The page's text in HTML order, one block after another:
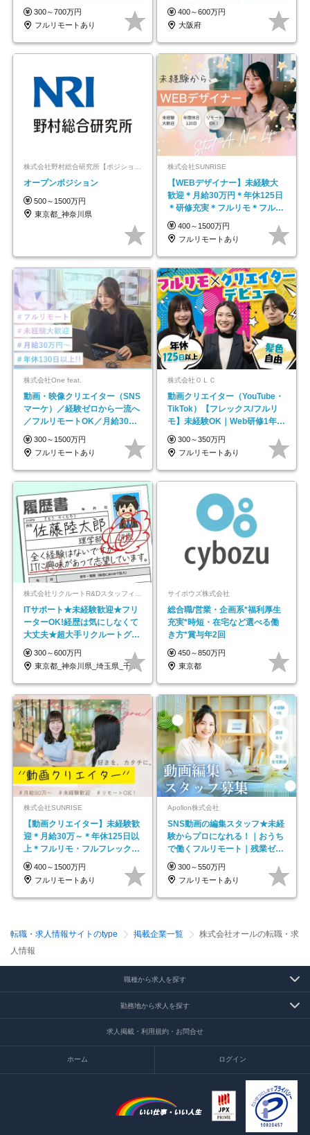
★年休最大130日★
300～700万円
フルリモートあり
400～600万円
大阪府
オープンポジション
500～1500万円
東京都_神奈川県
株式会社SUNRISE
【WEBデザイナー】未経験大
歓迎＊月給30万円＊年休125日
＊研修充実＊フルリモ＊フルフ
レックス＊
400～1500万円
フルリモートあり
株式会社One feat.
動画・映像クリエイター（SNS
マーケ）／経験ゼロから一流へ
／フルリモートOK／月給30万
円～／年休130日以上
300～1500万円
フルリモートあり
株式会社ＯＬＣ
動画クリエイター（YouTube・
TikTok）【フレックス/フルリ
モ】未経験OK｜Web研修1年間
｜副業OK
300～350万円
フルリモートあり
株式会社リクルートR&Dスタッフィング【リクルートグループ】
ITサポート★未経験歓迎★フリ
ーターOK!経歴は気にしなくて
大丈夫★超大手リクルートグル
ープの正社員/sg
300～600万円
東京都_神奈川県_埼玉県_千葉県_大阪府…
サイボウズ株式会社
総合職/営業・企画系*福利厚生
充実*時短・在宅など選べる働
き方*賞与年2回
450～850万円
東京都
株式会社SUNRISE
【動画クリエイター】未経験歓
迎＊月給30万～＊年休125日以
上＊フルリモ・フルフレックス
◆10名の採用が決定◆
400～1500万円
フルリモートあり
Apollon株式会社
SNS動画の編集スタッフ★未経
験からプロになれる！｜おうち
で働くフルリモート｜残業ゼロ
で18時退勤◎
300～550万円
フルリモートあり
転職・求人情報サイトのtype 掲載企業一覧
株式会社オールの転職・求
人情報
職種から求人を探す
勤務地から求人を探す
求人掲載・利用規約・お問合せ
ホーム ログイン